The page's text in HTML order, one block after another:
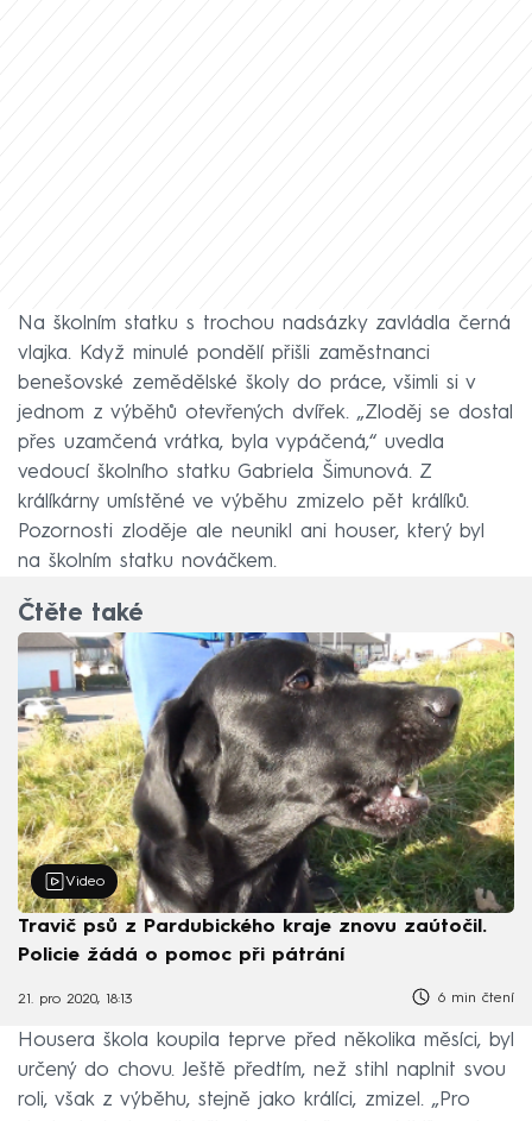
Na školním statku s trochou nadsázky zavládla černá
vlajka. Když minulé pondělí přišli zaměstnanci
benešovské zemědělské školy do práce, všimli si v
jednom z výběhů otevřených dvířek. „Zloděj se dostal
přes uzamčená vrátka, byla vypáčená,“ uvedla
vedoucí školního statku Gabriela Šimunová. Z
králíkárny umístěné ve výběhu zmizelo pět králíků.
Pozornosti zloděje ale neunikl ani houser, který byl
na školním statku nováčkem.
Čtěte také
Video
Travič psů z Pardubického kraje znovu zaútočil.
Policie žádá o pomoc při pátrání
21. pro 2020, 18:13 6 min čtení
Housera škola koupila teprve před několika měsíci, byl
určený do chovu. Ještě předtím, než stihl naplnit svou
roli, však z výběhu, stejně jako králíci, zmizel. „Pro